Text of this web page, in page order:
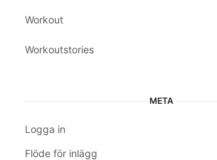
Workout
Workoutstories
META
Logga in
Flöde för inlägg